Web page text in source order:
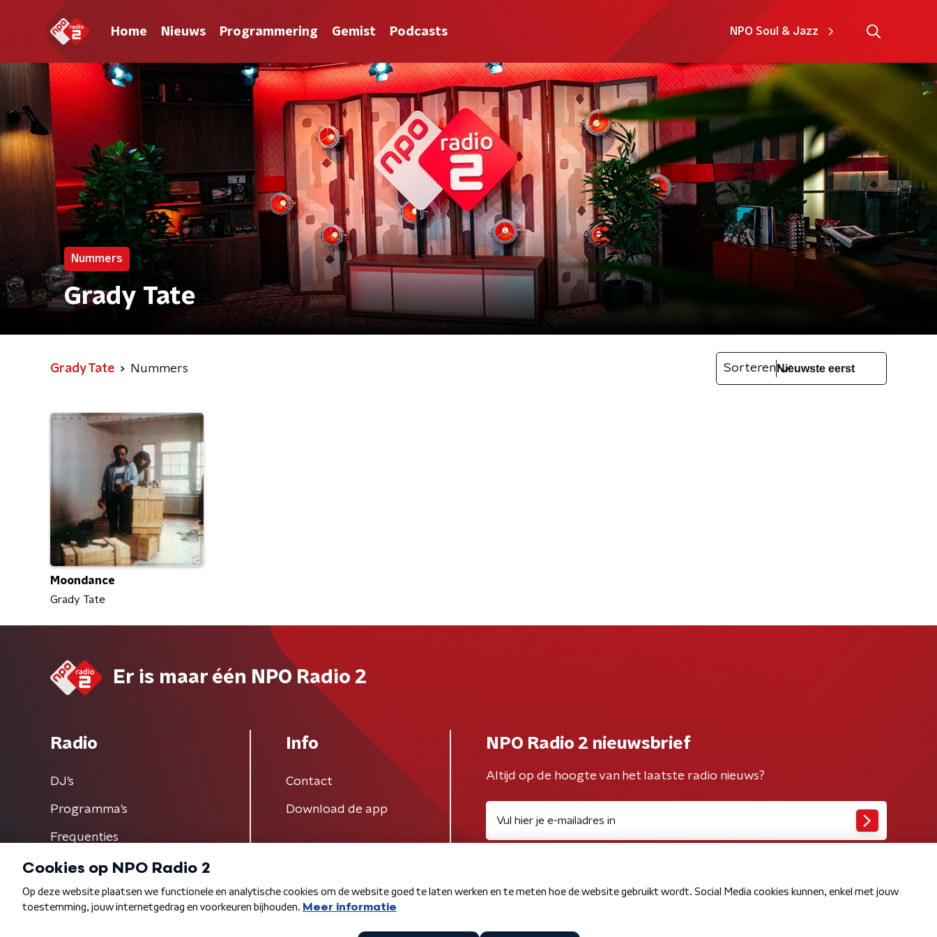
Home Nieuws Programmering Gemist Podcasts NPO Soul & Jazz
Nummers
Grady Tate
Grady Tate Nummers Sorteren
Moondance
Grady Tate
Er is maar één NPO Radio 2
Radio
DJ’s
Programma's
Frequenties
Info
Contact
Download de app
NPO Radio 2 nieuwsbrief
Altijd op de hoogte van het laatste radio nieuws?
Algemene voorwaarden Privacybeleid